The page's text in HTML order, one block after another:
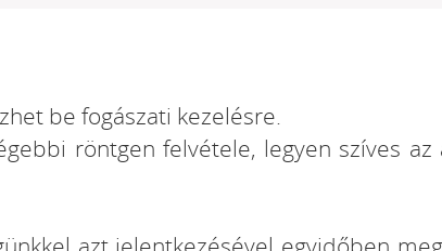
be fogászati kezelésre.
röntgen felvétele, legyen szíves az